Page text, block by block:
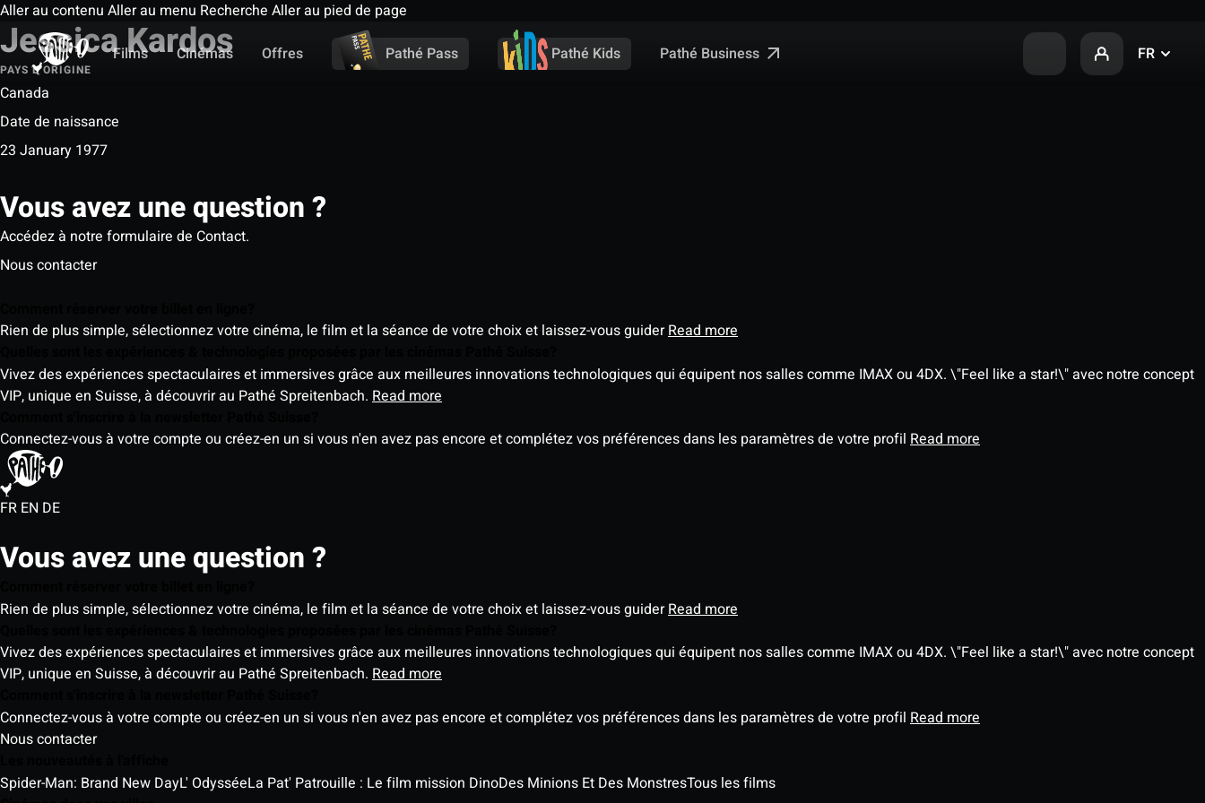
Aller au contenu Aller au menu Recherche Aller au pied de page
Films
Cinémas Offres Pathé Pass Pathé Kids Pathé Business FR
Jessica Kardos
PAYS D'ORIGINE
Canada
Date de naissance
23 January 1977
Vous avez une question ?
Accédez à notre formulaire de Contact.
Nous contacter
Rien de plus simple, sélectionnez votre cinéma, le film et la séance de votre choix et laissez-vous guiderRead more
Vivez des expériences spectaculaires et immersives grâce aux meilleures innovations technologiques qui équipent nos salles comme IMAX ou 4DX. \"Feel like a star!\" avec notre concept
VIP, unique en Suisse, à découvrir au Pathé Spreitenbach. Read more
Connectez-vous à votre compte ou créez-en un si vous n'en avez pas encore et complétez vos préférences dans les paramètres de votre profil Read more
FR EN DE
Vous avez une question ?
Rien de plus simple, sélectionnez votre cinéma, le film et la séance de votre choix et laissez-vous guiderRead more
Vivez des expériences spectaculaires et immersives grâce aux meilleures innovations technologiques qui équipent nos salles comme IMAX ou 4DX. \"Feel like a star!\" avec notre concept
VIP, unique en Suisse, à découvrir au Pathé Spreitenbach. Read more
Connectez-vous à votre compte ou créez-en un si vous n'en avez pas encore et complétez vos préférences dans les paramètres de votre profil Read more
Nous contacter
Spider-Man: Brand New DayL' OdysséeLa Pat' Patrouille : Le film mission DinoDes Minions Et Des MonstresTous les films